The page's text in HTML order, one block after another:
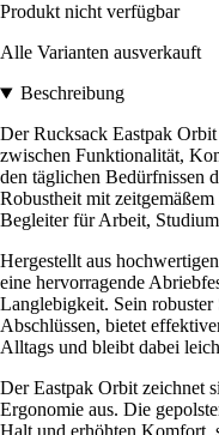
Produkt nicht verfügbar
Alle Varianten ausverkauft
Beschreibung
Der Rucksack Eastpak
zwischen Funktionalität,
den täglichen Bedürfnissen
Robustheit mit
Begleiter für Arbeit,
Hergestellt aus
eine hervorragende
Langlebigkeit. Sein
Abschlüssen, bietet
Alltags und bleibt dabei
Der Eastpak Orbit zeichnet
Ergonomie aus. Die